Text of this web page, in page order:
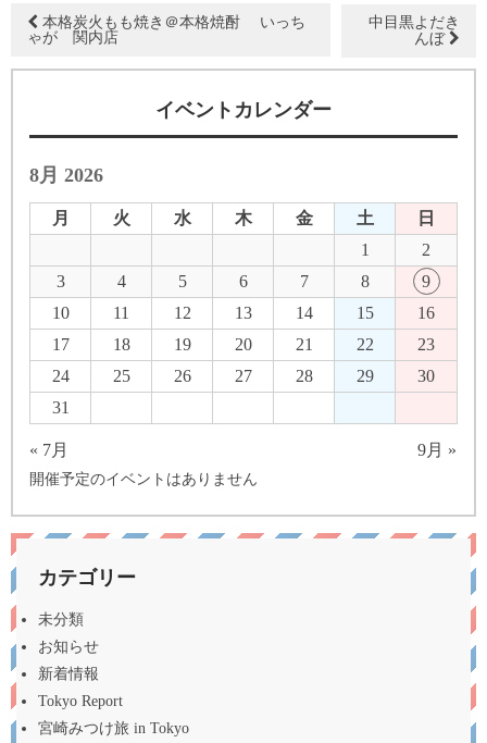
本格炭火もも焼き＠本格焼酎 いっち
ゃが 関内店
中目黒よだき
んぼ
イベントカレンダー
8月 2026
月 火 水 木 金 土
日
1
2
3
4 5 6 7 8
9
10
11 12 13 14 15
16
17
18 19 20 21 22
23
24
25 26 27 28 29
30
31
« 7月 9月 »
開催予定のイベントはありません
カテゴリー
未分類
お知らせ
新着情報
Tokyo Report
宮崎みつけ旅 in Tokyo